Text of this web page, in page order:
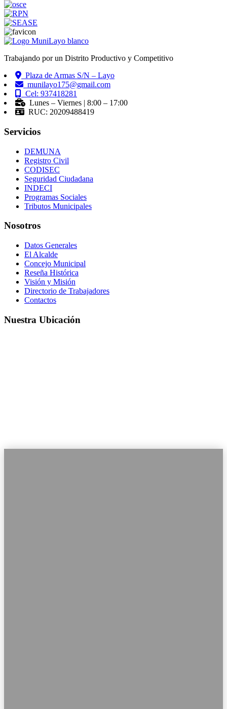
Trabajando por un Distrito Productivo y Competitivo
Plaza de Armas S/N – Layo
munilayo175@gmail.com
Cel: 937418281
Lunes – Viernes | 8:00 – 17:00
RUC: 20209488419
Servicios
DEMUNA
Registro Civil
CODISEC
Seguridad Ciudadana
INDECI
Programas Sociales
Tributos Municipales
Nosotros
Datos Generales
El Alcalde
Concejo Municipal
Reseña Histórica
Visión y Misión
Directorio de Trabajadores
Contactos
Nuestra Ubicación